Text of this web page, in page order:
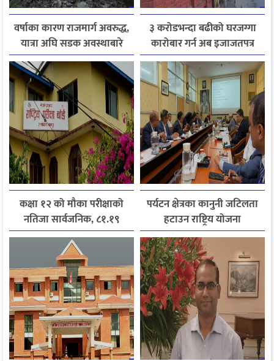
वर्षाका कारण राजमार्ग अवरुद्ध,
यात्रा अघि सडक अवस्थाबारे
जानकारी लिन आग्रह
३ करोडभन्दा बढीको घरजग्गा
कारोबार गर्न अब इजाजतपत्र
अनिवार्य
कक्षा १२ को मौका परीक्षाको
नतिजा सार्वजनिक, ८१.१९
प्रतिशत विद्यार्थी उत्तीर्ण
पर्यटन क्षेत्रका कानुनी जटिलता
हटाउन राष्ट्रिय योजना
आयोगसमक्ष होटल संघ
बागमतीका पाँचबुँदे माग